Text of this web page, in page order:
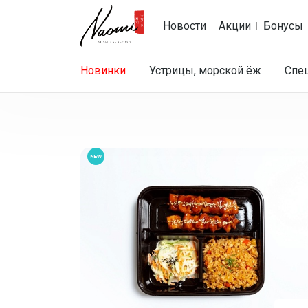
Новости Акции Бонусы
Новинки Устрицы, морской ёж